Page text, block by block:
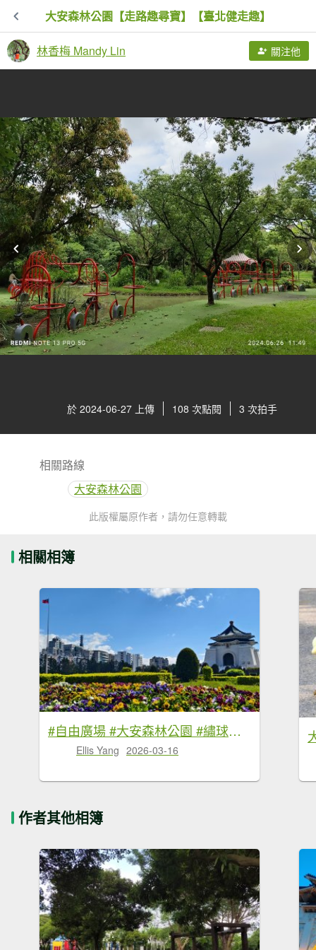
大安森林公園【走路趣尋寶】【臺北健走趣】
林香梅 Mandy Lin 關注他
於 2024-06-27 上傳 108 次點閱 3 次拍手
相關路線
大安森林公園
此版權屬原作者，請勿任意轉載
相關相簿
#自由廣場 #大安森林公園 #繡球花 #杜鵑 3/16
Ellis Yang 2026-03-16
作者其他相簿